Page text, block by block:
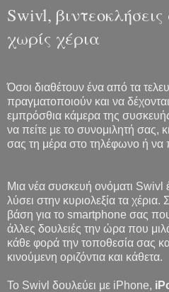
Swivl,
χωρίς χέρια
Όσοι διαθέτουν ένα από τα
πραγματοποιούν και να
εμπρόσθια κάμερα της
να πείτε με το συνομιλητή σας,
σας τη μέρα στο τηλέφωνο ή να
Μια νέα συσκευή ονόματι Swivl
λύσει στην κυριολεξία τα χέρια.
βάση για το smartphone σας που
άλλες δουλειές την ώρα που
κάθε φορά την τοποθεσία σας
κινούμενη οριζόντια και κάθετα.
Το Swivl δουλεύει με iPhone,